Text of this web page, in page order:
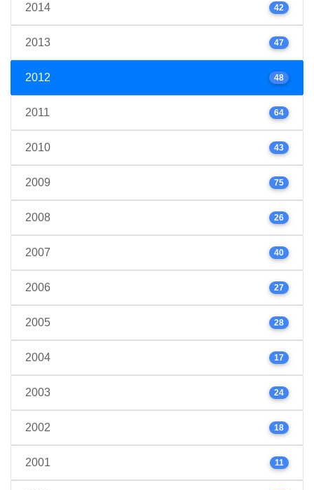
2014 42
2013 47
2012 48
2011 64
2010 43
2009 75
2008 26
2007 40
2006 27
2005 28
2004 17
2003 24
2002 18
2001 11